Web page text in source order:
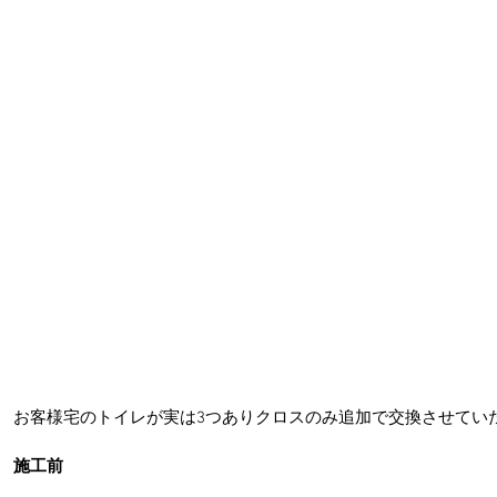
お客様宅のトイレが実は3つありクロスのみ追加で交換させてい
施工前